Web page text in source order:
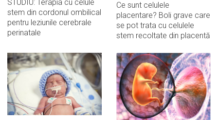
STUDIU: Terapia cu celule
stem din cordonul ombilical
pentru leziunile cerebrale
perinatale
Ce sunt celulele
placentare? Boli grave care
se pot trata cu celulele
stem recoltate din placentă